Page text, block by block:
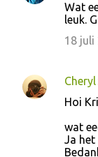
Wat
leuk.
18 juli
Cheryl
Hoi
wat
Ja het